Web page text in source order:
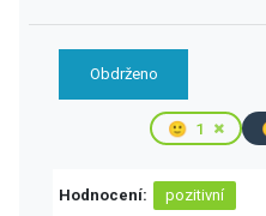
Obdrženo
🙂 1
Hodnocení
pozitivní